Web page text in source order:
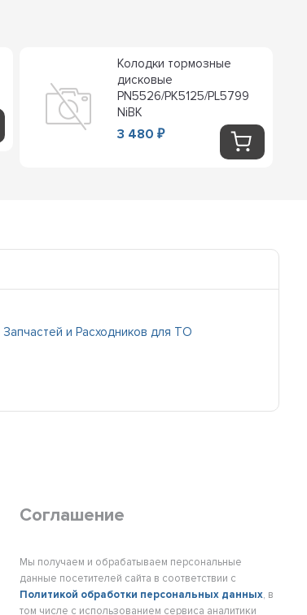
Колодки тормозные
дисковые
PN5526/PK5125/PL5799
NiBK
3 480₽
Запчастей и Расходников для ТО
Соглашение
Мы получаем и обрабатываем персональные
данные посетителей сайта в соответствии с
Политикой обработки персональных данных, в
том числе с использованием сервиса аналитики